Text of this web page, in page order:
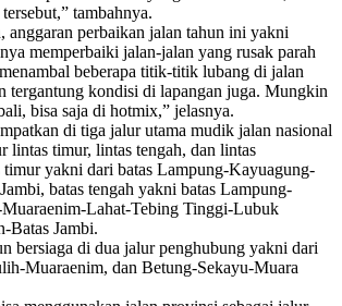
tambahnya.
anggaran perbaikan jalan tahun ini yakni
memperbaiki jalan-jalan yang rusak parah
beberapa titik-titik lubang di jalan
tergantung kondisi di lapangan juga. Mungkin
bisa saja di hotmix,” jelasnya.
di tiga jalur utama mudik jalan nasional
lintas timur, lintas tengah, dan lintas
yakni dari batas Lampung-Kayuagung-
batas tengah yakni batas Lampung-
Muaraenim-Lahat-Tebing Tinggi-Lubuk
Batas Jambi.
bersiaga di dua jalur penghubung yakni dari
Muaraenim, dan Betung-Sekayu-Muara